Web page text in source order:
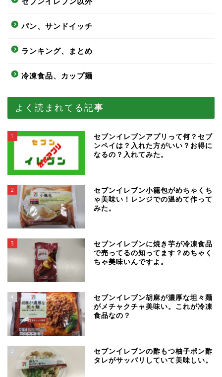
パン、サンドイッチ
ランキング、まとめ
冷凍食品、カップ麺
よく読まれてる記事
1
セブンイレブンアプリって何？セブ
ンペイは？入れた方がいい？お得に
なるの？入れてみた。
2
セブンイレブン小籠包がめちゃくち
ゃ美味い！レンジでの温めて作って
みた。
3
セブンイレブンに焼き芋が冷凍食品
で売ってるの知ってます？めちゃく
ちゃ美味いんですよ。
4
セブンイレブン胡麻が濃厚な坦々麺
がメチャクチャ美味い。これが冷凍
食品なの？
5
セブンイレブンの酢もつ柚子ポン酢
タレがサッパリしていて美味しい。